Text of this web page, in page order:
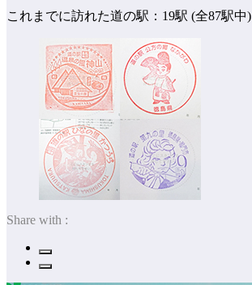
これまでに訪れた道の駅：19駅 (全87駅中)
Share with :